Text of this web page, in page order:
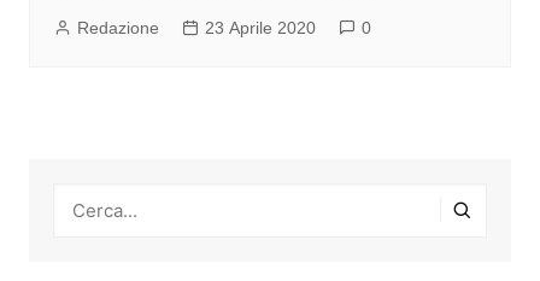
Redazione 23 Aprile 2020 0